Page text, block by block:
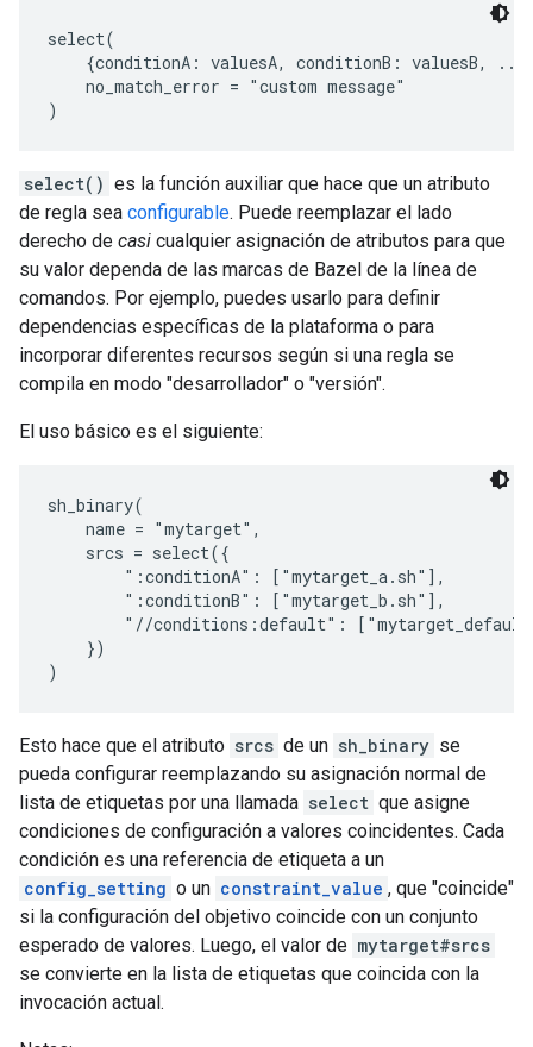
select(
{conditionA: valuesA, conditionB: valuesB,
    no_match_error = "custom message"
select() es la función auxiliar que hace que un atributo
de regla sea configurable. Puede reemplazar el lado
derecho de casi cualquier asignación de atributos para que
su valor dependa de las marcas de Bazel de la línea de
comandos. Por ejemplo, puedes usarlo para definir
dependencias específicas de la plataforma o para
incorporar diferentes recursos según si una regla se
compila en modo "desarrollador" o "versión".
El uso básico es el siguiente:
sh_binary(
    name = "mytarget",
    srcs = select({
        ":conditionA": ["mytarget_a.sh"],
        ":conditionB": ["mytarget_b.sh"],
"//conditions:default":
    })
Esto hace que el atributo srcs de un sh_binary se
pueda configurar reemplazando su asignación normal de
lista de etiquetas por una llamada select que asigne
condiciones de configuración a valores coincidentes. Cada
condición es una referencia de etiqueta a un
config_setting o un constraint_value , que "coincide"
si la configuración del objetivo coincide con un conjunto
esperado de valores. Luego, el valor de mytarget#srcs
se convierte en la lista de etiquetas que coincida con la
invocación actual.